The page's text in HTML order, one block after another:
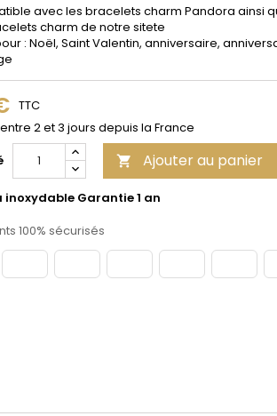
avec les bracelets charm Pandora ainsi
charm de notre sitete
: Noël, Saint Valentin, anniversaire,
TTC
2 et 3 jours depuis la France
 Ajouter au panier
inoxydable Garantie 1 an
100% sécurisés